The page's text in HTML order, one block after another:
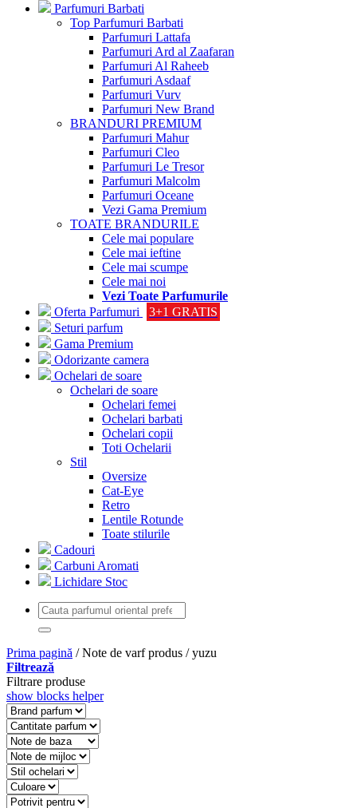
Parfumuri Barbati
Top Parfumuri Barbati
Parfumuri Lattafa
Parfumuri Ard al Zaafaran
Parfumuri Al Raheeb
Parfumuri Asdaaf
Parfumuri Vurv
Parfumuri New Brand
BRANDURI PREMIUM
Parfumuri Mahur
Parfumuri Cleo
Parfumuri Le Tresor
Parfumuri Malcolm
Parfumuri Oceane
Vezi Gama Premium
TOATE BRANDURILE
Cele mai populare
Cele mai ieftine
Cele mai scumpe
Cele mai noi
Vezi Toate Parfumurile
Oferta Parfumuri
3+1 GRATIS
Seturi parfum
Gama Premium
Odorizante camera
Ochelari de soare
Ochelari de soare
Ochelari femei
Ochelari barbati
Ochelari copii
Toti Ochelarii
Stil
Oversize
Cat-Eye
Retro
Lentile Rotunde
Toate stilurile
Cadouri
Carbuni Aromati
Lichidare Stoc
Prima pagină /Note de varf produs /yuzu
Filtrează
Filtrare produse
show blocks helper